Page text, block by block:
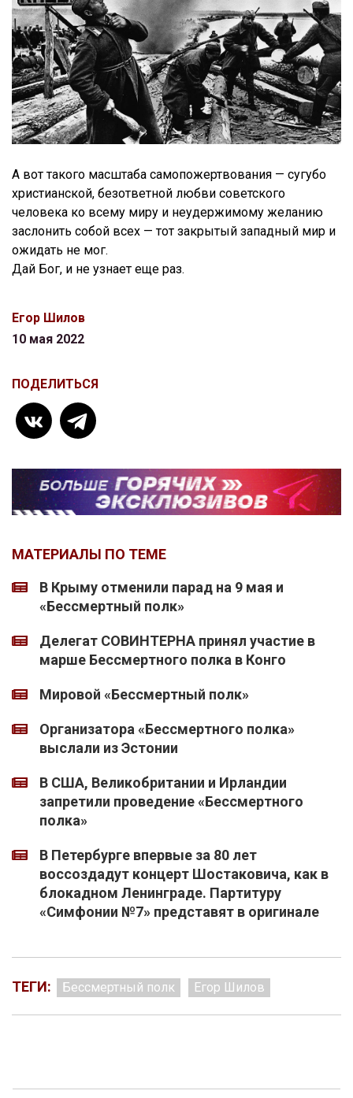
А вот такого масштаба самопожертвования — сугубо
христианской, безответной любви советского
человека ко всему миру и неудержимому желанию
заслонить собой всех — тот закрытый западный мир и
ожидать не мог.
Дай Бог, и не узнает еще раз.
Егор Шилов
10 мая 2022
ПОДЕЛИТЬСЯ
МАТЕРИАЛЫ ПО ТЕМЕ
В Крыму отменили парад на 9 мая и
«Бессмертный полк»
Делегат СОВИНТЕРНА принял участие в
марше Бессмертного полка в Конго
Мировой «Бессмертный полк»
Организатора «Бессмертного полка»
выслали из Эстонии
В США, Великобритании и Ирландии
запретили проведение «Бессмертного
полка»
В Петербурге впервые за 80 лет
воссоздадут концерт Шостаковича, как в
блокадном Ленинграде. Партитуру
«Симфонии №7» представят в оригинале
ТЕГИ: Бессмертный полк Егор Шилов